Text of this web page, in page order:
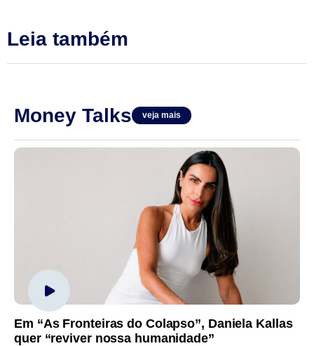
Leia também
Money Talks veja mais
Em “As Fronteiras do Colapso”, Daniela Kallas
quer “reviver nossa humanidade”